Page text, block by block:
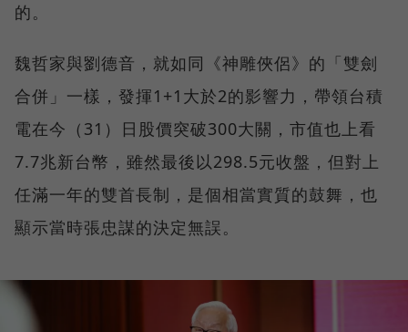
的。
魏哲家與劉德音，就如同《神雕俠侶》的「雙劍
合併」一樣，發揮1+1大於2的影響力，帶領台積
電在今（31）日股價突破300大關，市值也上看
7.7兆新台幣，雖然最後以298.5元收盤，但對上
任滿一年的雙首長制，是個相當實質的鼓舞，也
顯示當時張忠謀的決定無誤。